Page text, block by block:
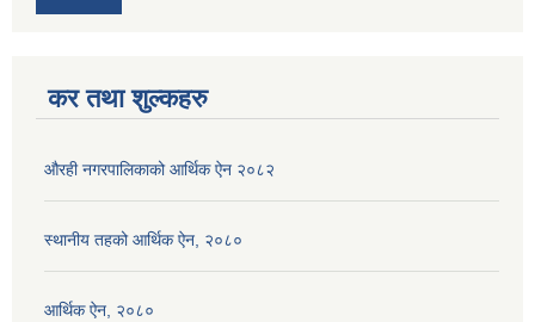
कर तथा शुल्कहरु
औरही नगरपालिकाको आर्थिक ऐन २०८२
स्थानीय तहको आर्थिक ऐन, २०८०
आर्थिक ऐन, २०८०